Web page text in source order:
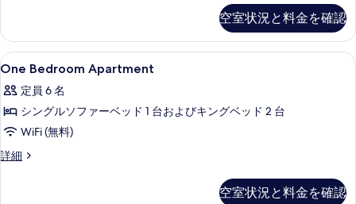
の
写
真
を
表
示
す
の
す
べ
て
の
写
真
ー
ル
ー
の
詳
空室状況と料金を確認
One
Bedroom
Apartment
の
す
べ
6
One Bedroom Apartment
定員 6 名
シングルソファーベッド 1 台およびキングベッド 2 台
WiFi (無料)
詳細
One
空室状況と料金を確認